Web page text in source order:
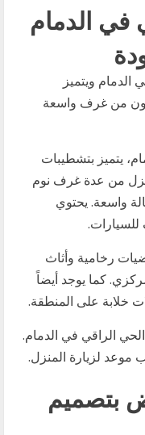
في الدمام
ويتميز
من غرف واسعة
يتميز بتشطيبات
من عدة غرف نوم
واسعة. يحتوي
رخامية وأثاث
كما يوجد أيضاً
خلابة على المنطقة.
الراقي في الدمام.
موعد لزيارة المنزل.
بتصميم